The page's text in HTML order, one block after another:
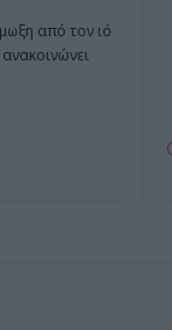
από τον ιό